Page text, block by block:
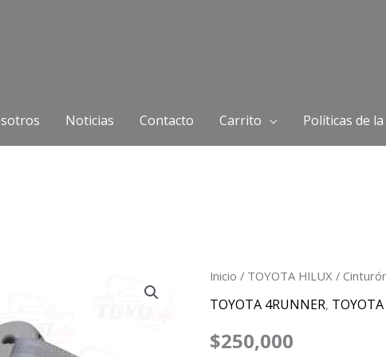
Noticias Contacto Carrito Políticas de
Inicio / TOYOTA HILUX /
TOYOTA 4RUNNER,
$250,000
Cinturón
De
Toyota